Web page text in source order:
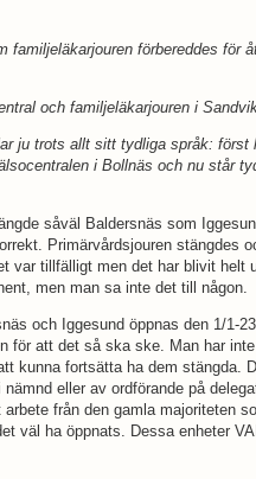
familjeläkarjouren förbereddes för
och familjeläkarjouren i
ju trots allt sitt tydliga språk: först
i Bollnäs och nu står
såväl Baldersnäs som
Primärvårdsjouren stängdes
var tillfälligt men det har blivit helt
men man sa inte det till någon.
och Iggesund öppnas den 1/1-
för att det så ska ske. Man har
kunna fortsätta ha dem stängda.
eller av ordförande på
från den gamla majoriteten
väl ha öppnats. Dessa enheter